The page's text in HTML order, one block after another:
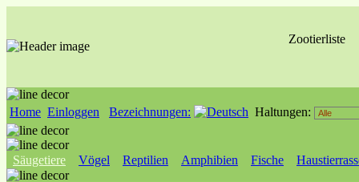
Zootierliste
Home Einloggen Bezeichnungen: Haltungen:
Säugetiere Vögel Reptilien Amphibien Fische